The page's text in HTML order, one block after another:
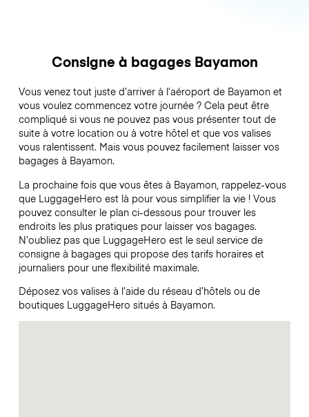
Consigne à bagages Bayamon
Vous venez tout juste d’arriver à l’aéroport de Bayamon et
vous voulez commencez votre journée ? Cela peut être
compliqué si vous ne pouvez pas vous présenter tout de
suite à votre location ou à votre hôtel et que vos valises
vous ralentissent. Mais vous pouvez facilement laisser vos
bagages à Bayamon.
La prochaine fois que vous êtes à Bayamon, rappelez-vous
que LuggageHero est là pour vous simplifier la vie ! Vous
pouvez consulter le plan ci-dessous pour trouver les
endroits les plus pratiques pour laisser vos bagages.
N’oubliez pas que LuggageHero est le seul service de
consigne à bagages qui propose des tarifs horaires et
journaliers pour une flexibilité maximale.
Déposez vos valises à l’aide du réseau d’hôtels ou de
boutiques LuggageHero situés à Bayamon.